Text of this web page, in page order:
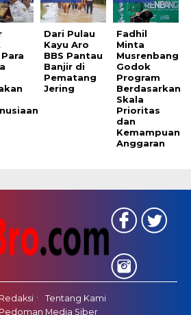
Dari Pulau
Kayu Aro
BBS Pantau
Banjir di
Pematang
Jering
Fadhil
Minta
Musrenbang
Godok
Program
Berdasarkan
Skala
Prioritas
dan
Kemampuan
Anggaran
Redaksi
Tentang Kami
Pedoman Media Siber